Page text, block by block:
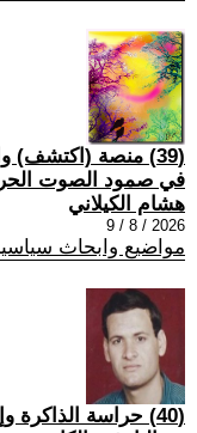
(39) منصة (اكتشف)
في صمود الصوت
هشام الكيلاني
2026 / 8 / 9
مواضيع وابحاث
(40) حراسة